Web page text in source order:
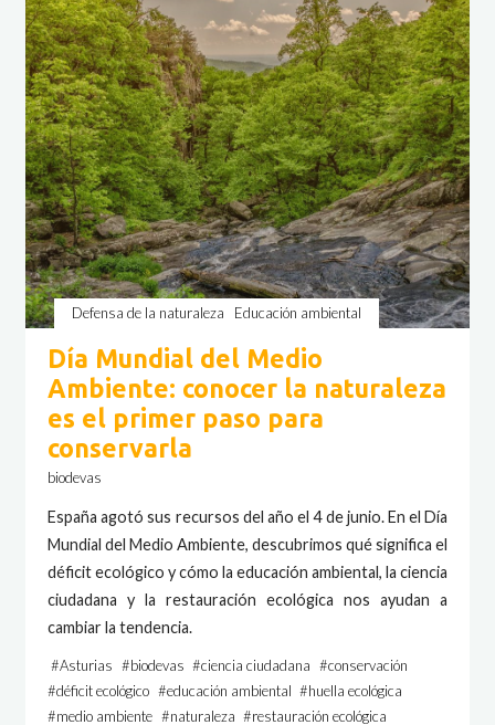
Defensa de la naturaleza Educación ambiental
Día Mundial del Medio
Ambiente: conocer la naturaleza
es el primer paso para
conservarla
biodevas
España agotó sus recursos del año el 4 de junio. En el Día
Mundial del Medio Ambiente, descubrimos qué significa el
déficit ecológico y cómo la educación ambiental, la ciencia
ciudadana y la restauración ecológica nos ayudan a
cambiar la tendencia.
#Asturias #biodevas #ciencia ciudadana #conservación
#déficit ecológico #educación ambiental #huella ecológica
#medio ambiente #naturaleza #restauración ecológica